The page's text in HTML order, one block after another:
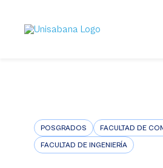
contenido
principal
POSGRADOS FACULTAD DE
FACULTAD DE INGENIERÍA